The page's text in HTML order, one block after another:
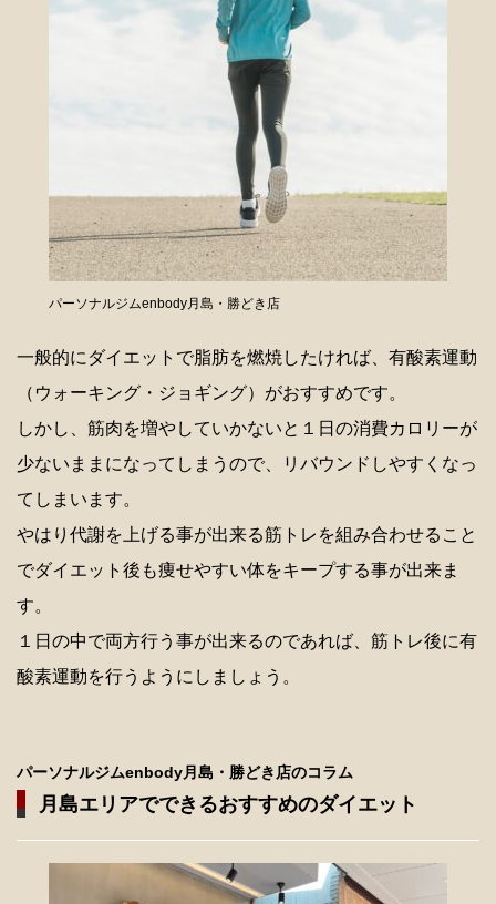
パーソナルジムenbody月島・勝どき店
一般的にダイエットで脂肪を燃焼したければ、有酸素運動
（ウォーキング・ジョギング）がおすすめです。
しかし、筋肉を増やしていかないと１日の消費カロリーが
少ないままになってしまうので、リバウンドしやすくなっ
てしまいます。
やはり代謝を上げる事が出来る筋トレを組み合わせること
でダイエット後も痩せやすい体をキープする事が出来ま
す。
１日の中で両方行う事が出来るのであれば、筋トレ後に有
酸素運動を行うようにしましょう。
パーソナルジムenbody月島・勝どき店のコラム
月島エリアでできるおすすめのダイエット